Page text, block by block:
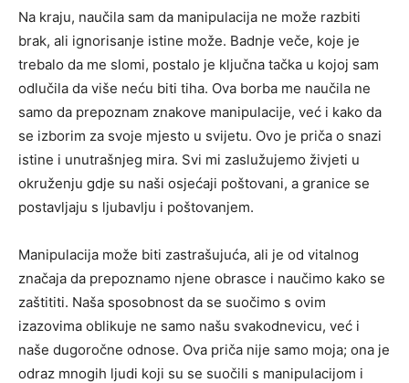
Na kraju, naučila sam da manipulacija ne može razbiti
brak, ali ignorisanje istine može. Badnje veče, koje je
trebalo da me slomi, postalo je ključna tačka u kojoj sam
odlučila da više neću biti tiha. Ova borba me naučila ne
samo da prepoznam znakove manipulacije, već i kako da
se izborim za svoje mjesto u svijetu. Ovo je priča o snazi
istine i unutrašnjeg mira. Svi mi zaslužujemo živjeti u
okruženju gdje su naši osjećaji poštovani, a granice se
postavljaju s ljubavlju i poštovanjem.
Manipulacija može biti zastrašujuća, ali je od vitalnog
značaja da prepoznamo njene obrasce i naučimo kako se
zaštititi. Naša sposobnost da se suočimo s ovim
izazovima oblikuje ne samo našu svakodnevicu, već i
naše dugoročne odnose. Ova priča nije samo moja; ona je
odraz mnogih ljudi koji su se suočili s manipulacijom i